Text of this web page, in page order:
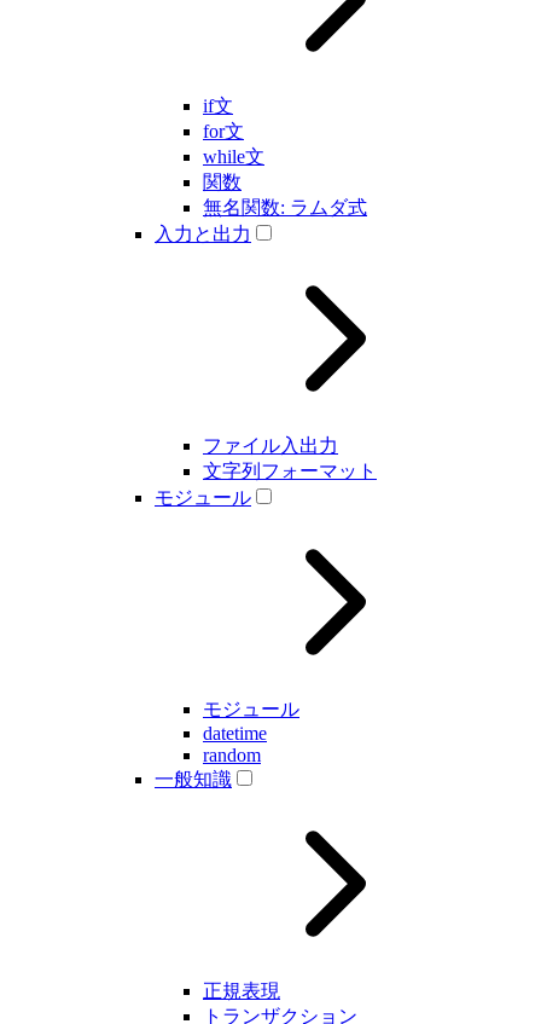
if文
for文
while文
関数
無名関数: ラムダ式
入力と出力
ファイル入出力
文字列フォーマット
モジュール
モジュール
datetime
random
一般知識
正規表現
トランザクション